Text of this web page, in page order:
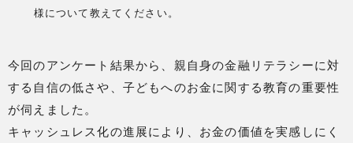
様について教えてください。
今回のアンケート結果から、親自身の金融リテラシーに対
する自信の低さや、子どもへのお金に関する教育の重要性
が伺えました。
キャッシュレス化の進展により、お金の価値を実感しにく